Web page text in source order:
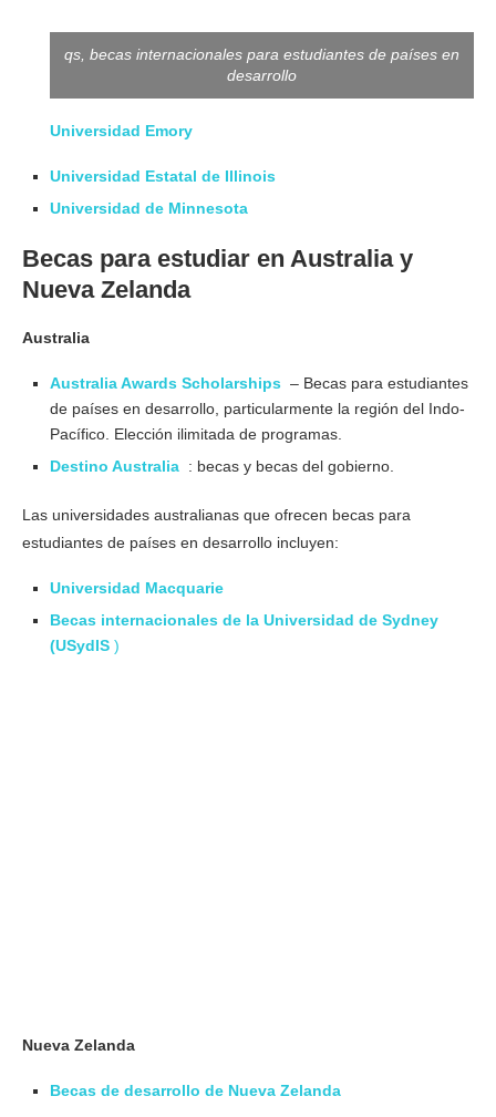
qs, becas internacionales para estudiantes de países en
desarrollo
Universidad Emory
Universidad Estatal de Illinois
Universidad de Minnesota
Becas para estudiar en Australia y
Nueva Zelanda
Australia
Australia Awards Scholarships – Becas para estudiantes
de países en desarrollo, particularmente la región del Indo-
Pacífico. Elección ilimitada de programas.
Destino Australia : becas y becas del gobierno.
Las universidades australianas que ofrecen becas para
estudiantes de países en desarrollo incluyen:
Universidad Macquarie
Becas internacionales de la Universidad de Sydney
(USydIS )
Nueva Zelanda
Becas de desarrollo de Nueva Zelanda